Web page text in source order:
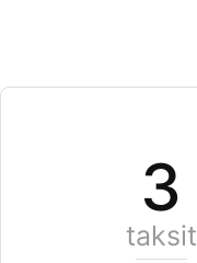
3
taksit